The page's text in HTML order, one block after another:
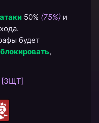
50% (75%) и
будет
,
[ЗЩТ]